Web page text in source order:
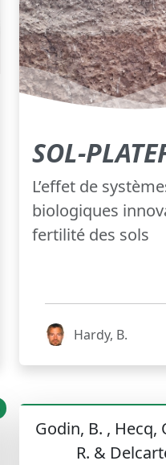
SOL-
L’effet de
biologiques
fertilité des sols
Hardy, B.
Godin, B. , Hecq,
R. &